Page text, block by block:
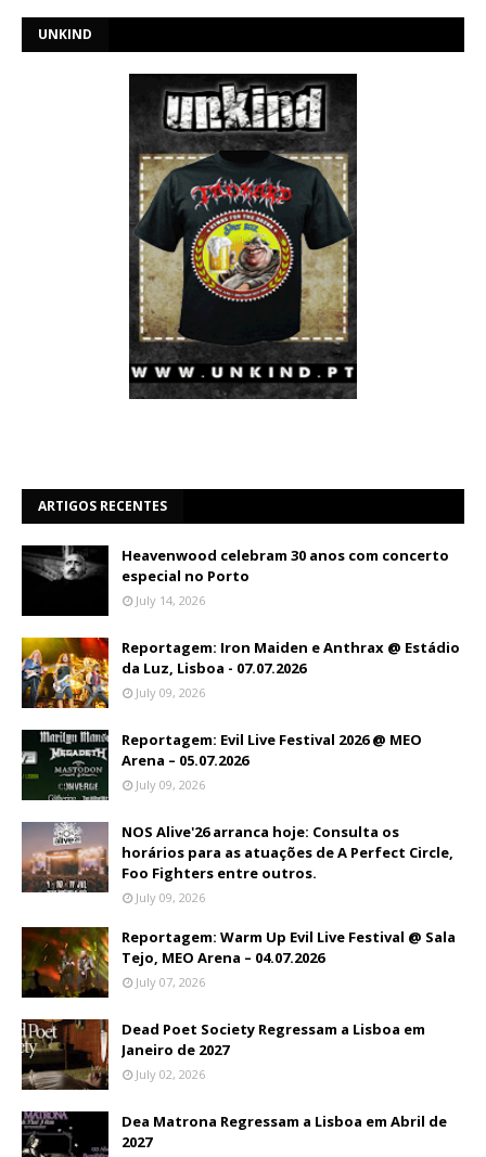
UNKIND
ARTIGOS RECENTES
Heavenwood celebram 30 anos com concerto
especial no Porto
July 14, 2026
Reportagem: Iron Maiden e Anthrax @ Estádio
da Luz, Lisboa - 07.07.2026
July 09, 2026
Reportagem: Evil Live Festival 2026 @ MEO
Arena – 05.07.2026
July 09, 2026
NOS Alive'26 arranca hoje: Consulta os
horários para as atuações de A Perfect Circle,
Foo Fighters entre outros.
July 09, 2026
Reportagem: Warm Up Evil Live Festival @ Sala
Tejo, MEO Arena – 04.07.2026
July 07, 2026
Dead Poet Society Regressam a Lisboa em
Janeiro de 2027
July 02, 2026
Dea Matrona Regressam a Lisboa em Abril de
2027